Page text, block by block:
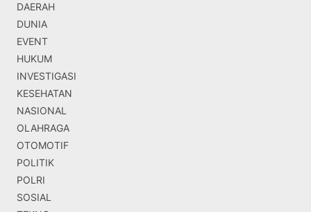
DAERAH
DUNIA
EVENT
HUKUM
INVESTIGASI
KESEHATAN
NASIONAL
OLAHRAGA
OTOMOTIF
POLITIK
POLRI
SOSIAL